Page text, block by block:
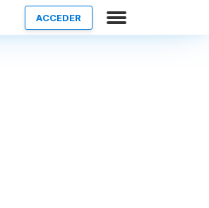
ACCEDER